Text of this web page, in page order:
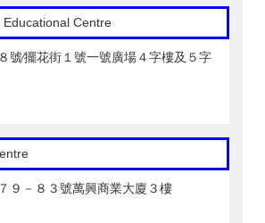
Educational Centre
號∕擺花街１號一號廣場４字樓及５字
９－８３號萬興商業大廈３樓